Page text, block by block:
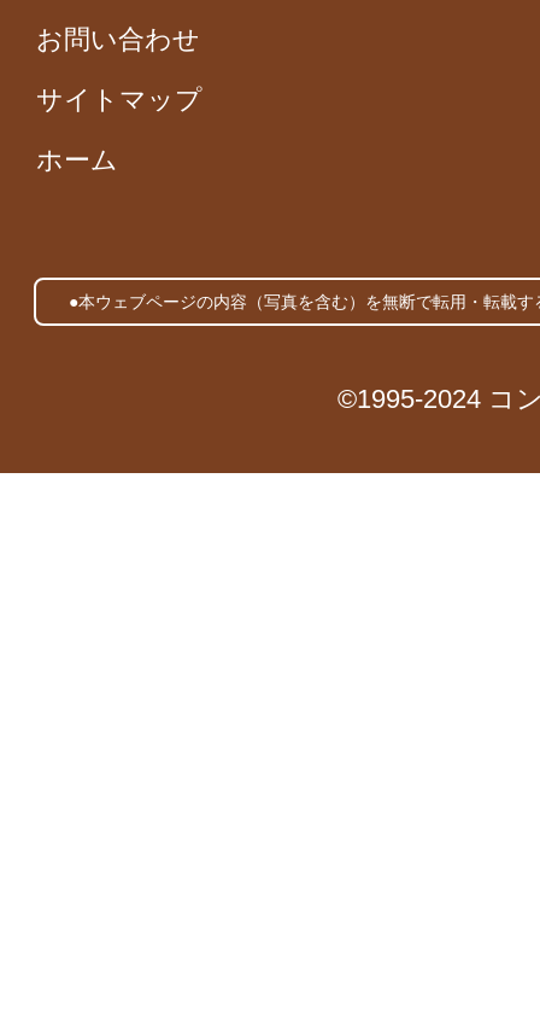
お問い合わせ
サイトマップ
ホーム
●本ウェブページの内容（写真を含む）を無断で転用・転載
©1995-2024 コ